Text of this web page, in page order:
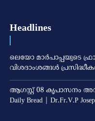
Headlines
ലെയോ മാര്‍പാപ്പയുടെ
വിശദാംശങ്ങള്‍
ആഗസ്റ്റ് 08 കൃപാസനം
Daily Bread | Dr.Fr.V.P